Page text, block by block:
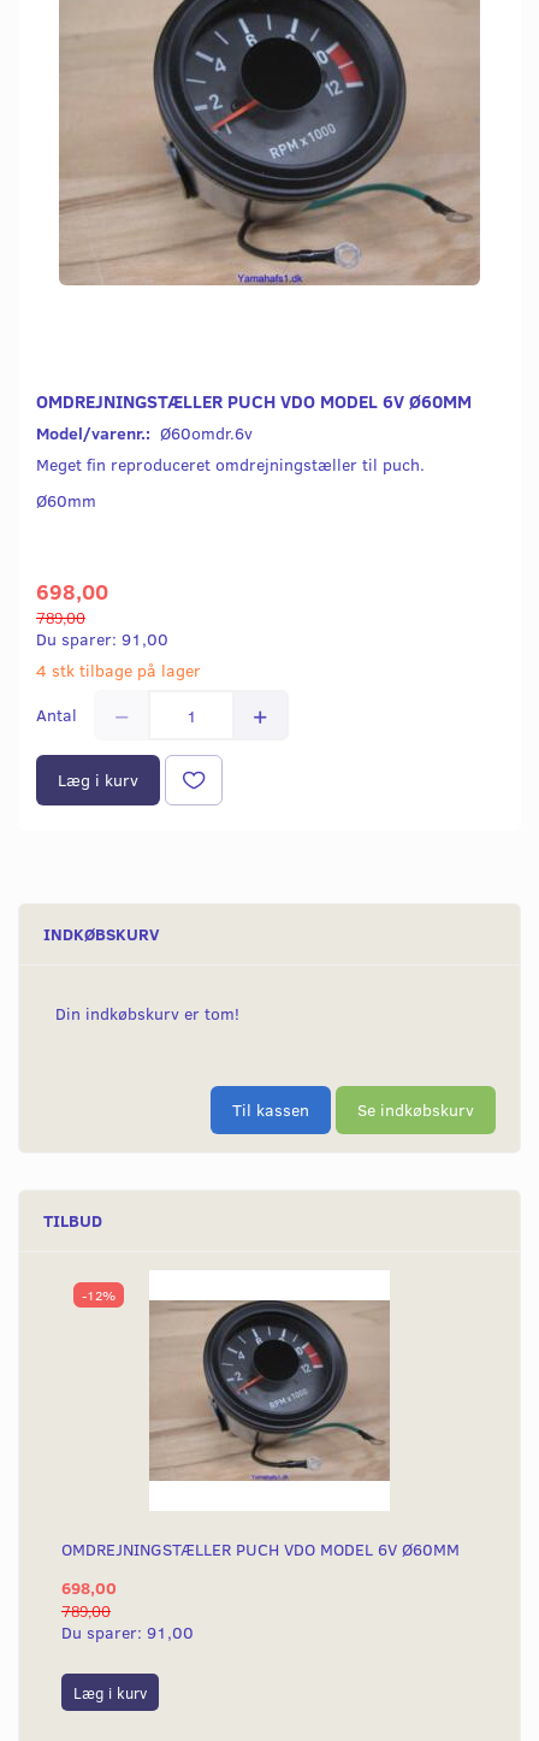
OMDREJNINGSTÆLLER PUCH VDO MODEL 6V Ø60MM
Model/varenr.: Ø60omdr.6v
Meget fin reproduceret omdrejningstæller til puch.
Ø60mm
698,00
789,00
Du sparer: 91,00
4 stk tilbage på lager
Antal
Læg i kurv
INDKØBSKURV
Din indkøbskurv er tom!
Til kassen Se indkøbskurv
TILBUD
-12%
OMDREJNINGSTÆLLER PUCH VDO MODEL 6V Ø60MM
698,00
789,00
Du sparer: 91,00
Læg i kurv